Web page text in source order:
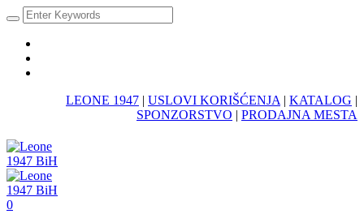
LEONE 1947 | USLOVI KORIŠĆENJA | KATALOG |
SPONZORSTVO | PRODAJNA MESTA
0